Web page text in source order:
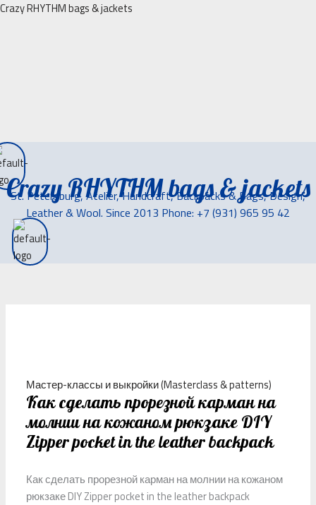
Перейти
Crazy RHYTHM bags & jackets
Crazy RHYTHM bags & jackets
St. Petersburg, Atelier, Handcraft, Backpacks & Bags, Design,
Leather & Wool. Since 2013 Phone: +7 (931) 965 95 42
Мастер-классы и выкройки (Masterclass & patterns)
Как сделать прорезной карман на
молнии на кожаном рюкзаке DIY
Zipper pocket in the leather backpack
Как сделать прорезной карман на молнии на кожаном
рюкзаке DIY Zipper pocket in the leather backpack